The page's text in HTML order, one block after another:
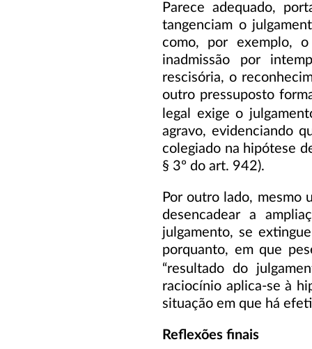
Parece adequado,
tangenciam o
como, por exemplo,
inadmissão por
rescisória, o
outro pressuposto
legal exige o
agravo, evidenciando
colegiado na hipótese
§ 3º do art. 942).
Por outro lado, mesmo
desencadear a
julgamento, se
porquanto, em que
“resultado do
raciocínio aplica-se à
situação em que há
Reflexões finais